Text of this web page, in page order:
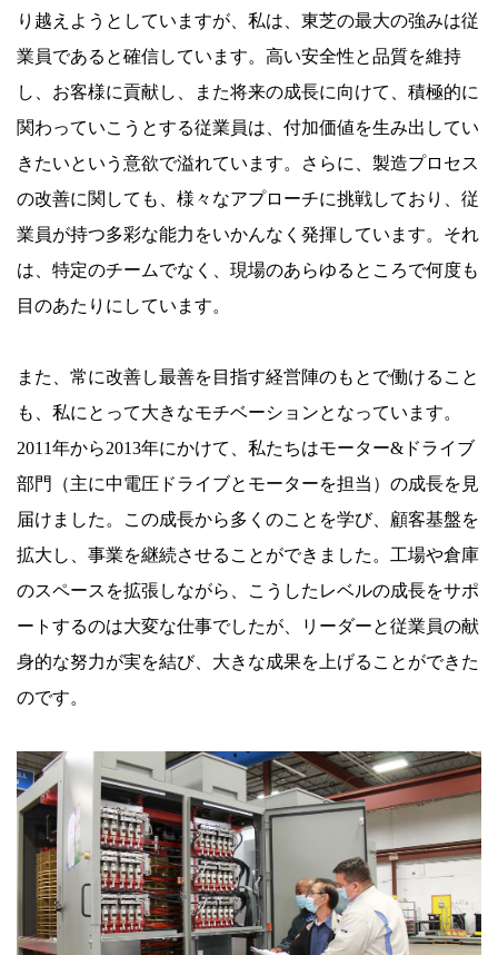
り越えようとしていますが、私は、東芝の最大の強みは従
業員であると確信しています。高い安全性と品質を維持
し、お客様に貢献し、また将来の成長に向けて、積極的に
関わっていこうとする従業員は、付加価値を生み出してい
きたいという意欲で溢れています。さらに、製造プロセス
の改善に関しても、様々なアプローチに挑戦しており、従
業員が持つ多彩な能力をいかんなく発揮しています。それ
は、特定のチームでなく、現場のあらゆるところで何度も
目のあたりにしています。
また、常に改善し最善を目指す経営陣のもとで働けること
も、私にとって大きなモチベーションとなっています。
2011年から2013年にかけて、私たちはモーター&ドライブ
部門（主に中電圧ドライブとモーターを担当）の成長を見
届けました。この成長から多くのことを学び、顧客基盤を
拡大し、事業を継続させることができました。工場や倉庫
のスペースを拡張しながら、こうしたレベルの成長をサポ
ートするのは大変な仕事でしたが、リーダーと従業員の献
身的な努力が実を結び、大きな成果を上げることができた
のです。